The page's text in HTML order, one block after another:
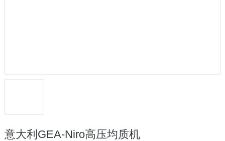
意大利GEA-Niro高压均质机